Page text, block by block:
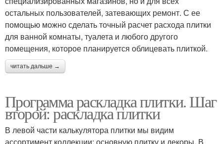
остальных пользователей, затевающих ремонт. С ее
помощью можно сделать точный расчет расхода плитки
для ванной комнаты, туалета и любого другого
помещения, которое планируется облицевать плиткой.
читать дальше →
Программа раскладка плитки. Шаг
второй: раскладка плитки
В левой части калькулятора плитки мы видим